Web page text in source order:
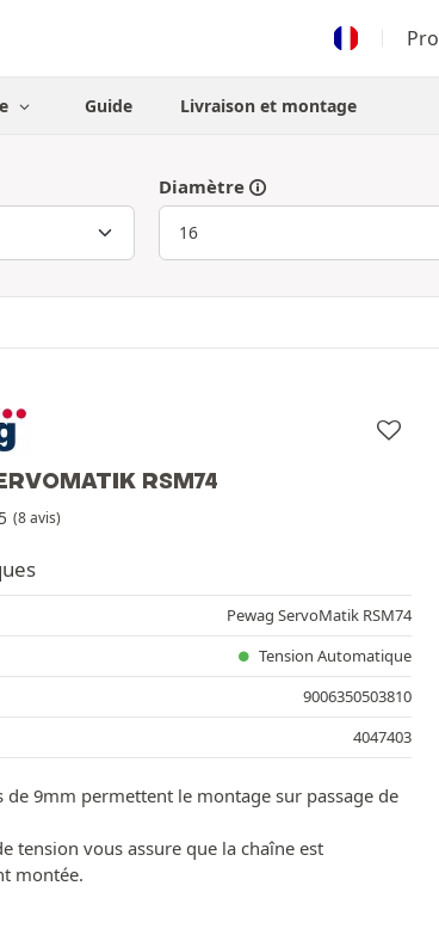
Pro
Guide Livraison et montage
Diamètre
RSM74
(8 avis)
Pewag ServoMatik RSM74
Tension Automatique
9006350503810
4047403
de 9mm permettent le montage sur passage de
tension vous assure que la chaîne est
montée.